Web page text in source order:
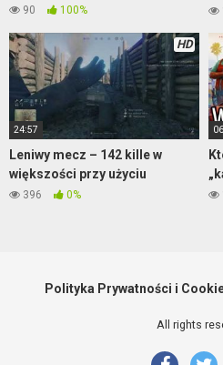
90 100%
HD
24:57
Leniwy mecz – 142 kille w
większości przy użyciu
moździerza – Enlisted
396 0%
Polityka Prywatności i
All rights